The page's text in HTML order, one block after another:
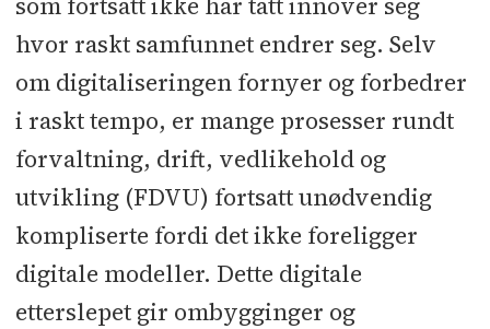
hvor raskt samfunnet endrer seg. Selv
om digitaliseringen fornyer og forbedrer
i raskt tempo, er mange prosesser rundt
forvaltning, drift, vedlikehold og
utvikling (FDVU) fortsatt unødvendig
kompliserte fordi det ikke foreligger
digitale modeller. Dette digitale
etterslepet gir ombygginger og